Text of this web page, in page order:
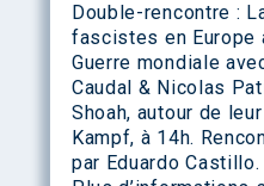
Double-rencontre :
fascistes en Europe
Guerre mondiale
Caudal & Nicolas
Shoah, autour de
Kampf, à 14h.
par Eduardo